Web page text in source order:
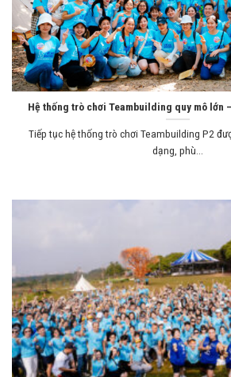
Hệ thống trò chơi Teambuilding quy mô lớn
Tiếp tục hệ thống trò chơi Teambuilding P2
dạng, phù...